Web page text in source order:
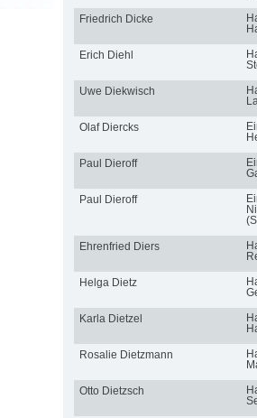
Friedrich Dicke
Erich Diehl
Uwe Diekwisch
Olaf Diercks
Paul Dieroff
Paul Dieroff
Ehrenfried Diers
Helga Dietz
Karla Dietzel
Rosalie Dietzmann
Otto Dietzsch